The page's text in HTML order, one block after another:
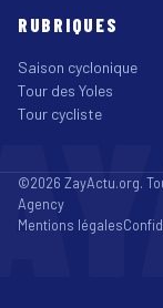
RUBRIQUES
Saison cyclonique
Tour des Yoles
Tour cycliste
©2026 ZayActu.org.
Agency
Mentions légales